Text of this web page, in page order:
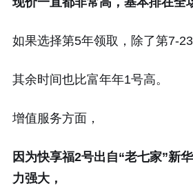
如果选择第5年领取，除了第7-
其余时间也比富年年1号高。
增值服务方面，
因为快享福2号出自“老七家”新
力强大，